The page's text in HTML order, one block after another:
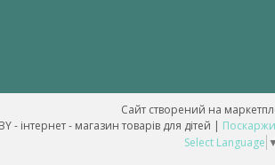
Сайт створений на
💥 ALL-BABY - інтернет - магазин товарів для дітей |
Select Language